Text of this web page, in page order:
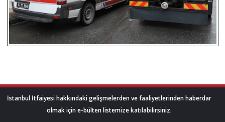
İstanbul İtfaiyesi hakkındaki gelişmelerden ve faaliyetlerinden haberdar
olmak için e-bülten listemize katılabilirsiniz.